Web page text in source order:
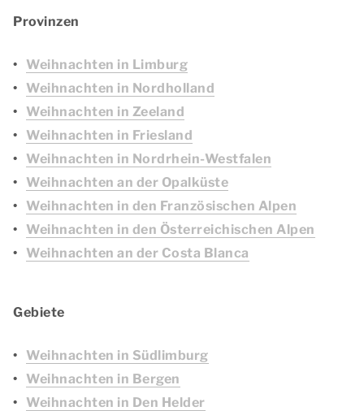
Provinzen
Weihnachten in Limburg
Weihnachten in Nordholland
Weihnachten in Zeeland
Weihnachten in Friesland
Weihnachten in Nordrhein-Westfalen
Weihnachten an der Opalküste
Weihnachten in den Französischen Alpen
Weihnachten in den Österreichischen Alpen
Weihnachten an der Costa Blanca
Gebiete
Weihnachten in Südlimburg
Weihnachten in Bergen
Weihnachten in Den Helder